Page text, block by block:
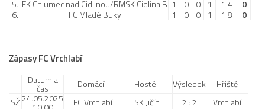
5. FK Chlumec nad Cidlinou/RMSK Cidlina B 1 0 0 1 1:4
0
6.
FC Mladé Buky 1 0 0 1 1:8 0
Zápasy FC Vrchlabí
Datum a
čas Domácí Hosté Výsledek
Hřiště
SŽ24.05.2025 FC Vrchlabí SK Jičín 2 : 2
Vrchlabí